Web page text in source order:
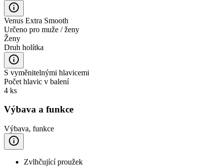
Venus Extra Smooth
Určeno pro muže / ženy
Ženy
Druh holítka
S vyměnitelnými hlavicemi
Počet hlavic v balení
4 ks
Výbava a funkce
Výbava, funkce
Zvlhčující proužek